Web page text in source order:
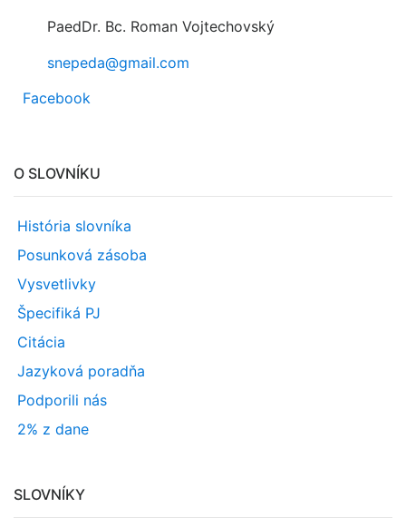
PaedDr. Bc. Roman Vojtechovský
snepeda@gmail.com
Facebook
O SLOVNÍKU
História slovníka
Posunková zásoba
Vysvetlivky
Špecifiká PJ
Citácia
Jazyková poradňa
Podporili nás
2% z dane
SLOVNÍKY